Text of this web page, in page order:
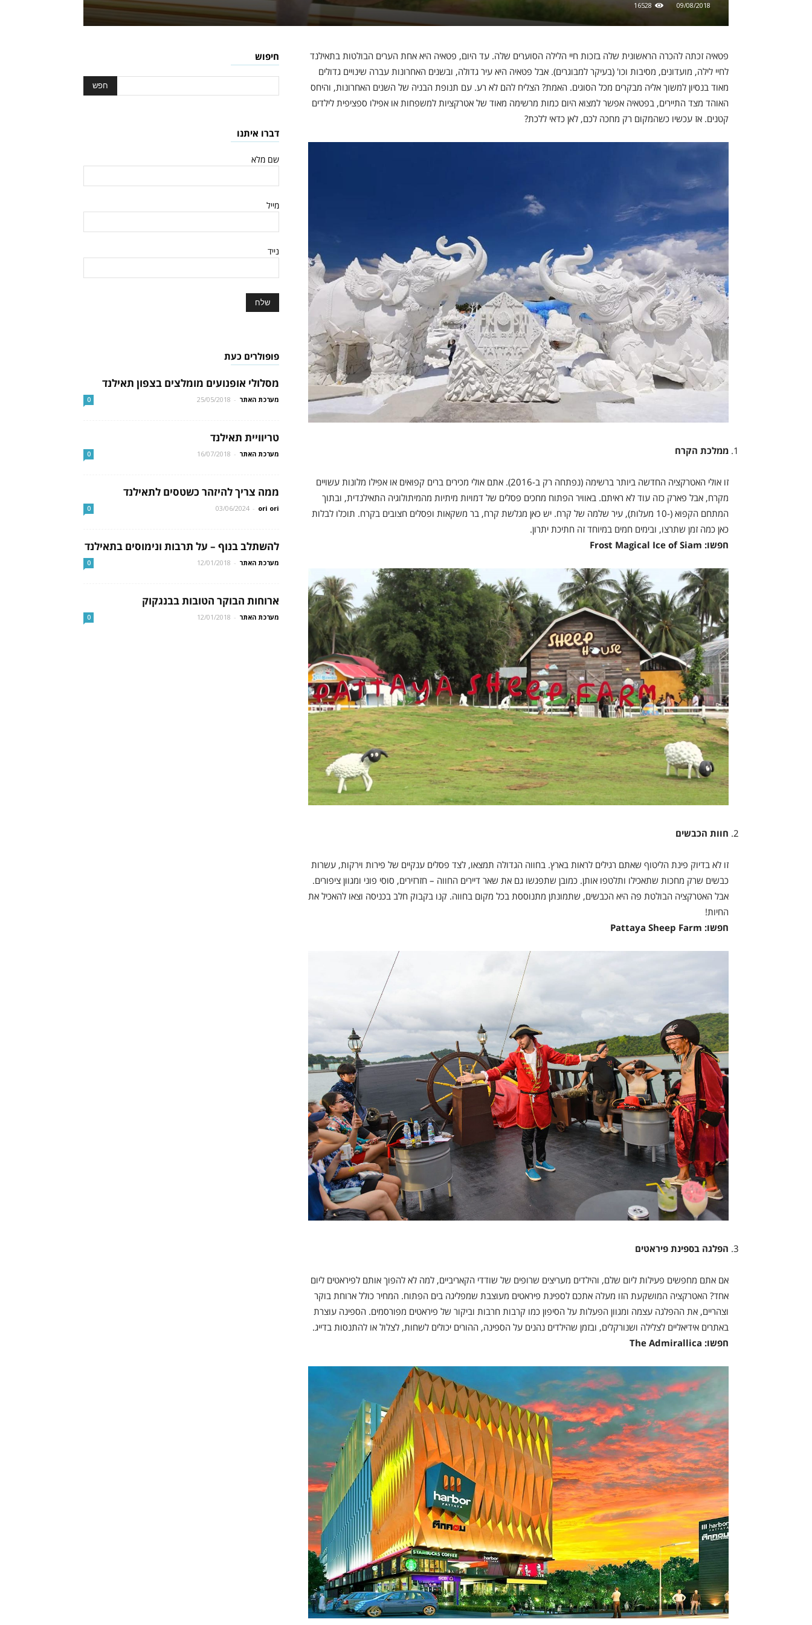
09/08/2018
16528
פטאיה זכתה להכרה הראשונית שלה בזכות חיי הלילה הסוערים שלה. עד היום, פטאיה היא אחת הערים הבולטות בתאילנד
לחיי לילה, מועדונים, מסיבות וכו' (בעיקר למבוגרים). אבל פטאיה היא עיר גדולה, ובשנים האחרונות עברה שינויים גדולים
מאוד בנסיון למשוך אליה מבקרים מכל הסוגים. האמת? הצליח להם לא רע. עם תנופת הבניה של השנים האחרונות, והיחס
האוהד מצד התיירים, בפטאיה אפשר למצוא היום כמות מרשימה מאוד של אטרקציות למשפחות או אפילו ספציפית לילדים
קטנים. אז עכשיו כשהמקום רק מחכה לכם, לאן כדאי ללכת?
ממלכת הקרח
זו אולי האטרקציה החדשה ביותר ברשימה (נפתחה רק ב-2016). אתם אולי מכירים ברים קפואים או אפילו מלונות עשויים
מקרח, אבל פארק כזה עוד לא ראיתם. באוויר הפתוח מחכים פסלים של דמויות מיתיות מהמיתולוגיה התאילנדית, ובתוך
המתחם הקפוא (-10 מעלות), עיר שלמה של קרח. יש כאן מגלשת קרח, בר משקאות ופסלים חצובים בקרח. תוכלו לבלות
כאן כמה זמן שתרצו, ובימים חמים במיוחד זה חתיכת יתרון.
חפשו: Frost Magical Ice of Siam
חוות הכבשים
זו לא בדיוק פינת הליטוף שאתם רגילים לראות בארץ. בחווה הגדולה תמצאו, לצד פסלים ענקיים של פירות וירקות, עשרות
כבשים שרק מחכות שתאכילו ותלטפו אותן. כמובן שתפגשו גם את שאר דיירים החווה – חזרזירים, סוסי פוני ומגוון ציפורים.
אבל האטרקציה הבולטת פה היא הכבשים, שתמונתן מתנוססת בכל מקום בחווה. קנו בקבוק חלב בכניסה וצאו להאכיל את
החיות!
חפשו: Pattaya Sheep Farm
הפלגה בספינת פיראטים
אם אתם מחפשים פעילות ליום שלם, והילדים מעריצים שרופים של שודדי הקאריביים, למה לא להפוך אותם לפיראטים ליום
אחד? האטרקציה המושקעת הזו מעלה אתכם לספינת פיראטים מעוצבת שמפליגה בים הפתוח. המחיר כולל ארוחת בוקר
וצהריים, את ההפלגה עצמה ומגוון הפעלות על הסיפון כמו קרבות חרבות וביקור של פיראטים מפורסמים. הספינה עוצרת
באתרים אידיאליים לצלילה ושנורקלים, ובזמן שהילדים נהנים על הספינה, ההורים יכולים לשחות, לצלול או להתנסות בדייג.
חפשו: The Admirallica
חיפוש
דברו איתנו
שם מלא
מייל
נייד
פופולרים כעת
מסלולי אופנועים מומלצים בצפון תאילנד
מערכת האתר -
25/05/2018
0
טריוויית תאילנד
מערכת האתר -
16/07/2018
0
ממה צריך להיזהר כשטסים לתאילנד
ori ori
-
03/06/2024
0
להשתלב בנוף – על תרבות ונימוסים בתאילנד
מערכת האתר -
12/01/2018
0
ארוחות הבוקר הטובות בבנגקוק
מערכת האתר -
12/01/2018
0